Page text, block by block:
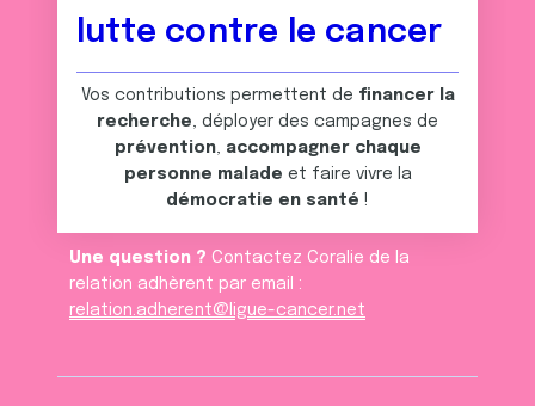
lutte contre le cancer
Vos contributions permettent de financer la
recherche , déployer des campagnes de
prévention,
accompagner chaque
personne malade et faire vivre la
démocratie en santé !
Une question ? Contactez Coralie de la
relation adhèrent par email :
relation.adherent@ligue-cancer.net